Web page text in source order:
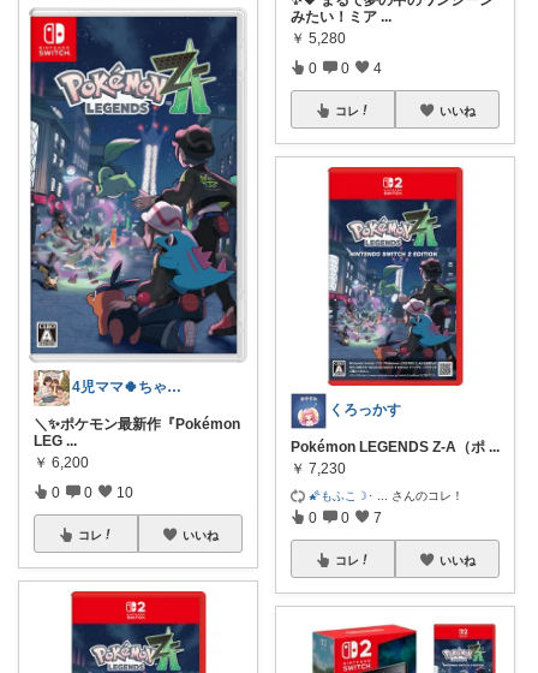
4児ママ🍀ちゃま✨
＼✨ポケモン最新作『Pokémon
LEG ...
￥ 6,200
0 0 10
コレ いいね
みたい！ミア ...
￥ 5,280
0 0 4
コレ いいね
くろっかす
Pokémon LEGENDS Z-A（ポ ...
￥ 7,230
🌠もふこ☽･ さんのコレ！
0 0 7
コレ いいね